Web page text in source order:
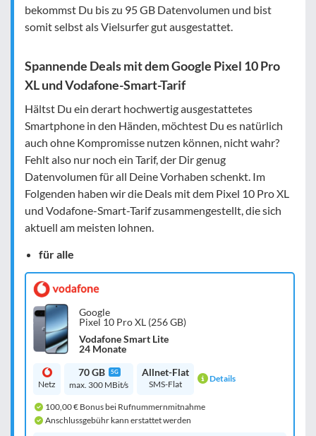
bekommst Du bis zu 95 GB Datenvolumen und bist
somit selbst als Vielsurfer gut ausgestattet.
Spannende Deals mit dem Google Pixel 10 Pro
XL und Vodafone-Smart-Tarif
Hältst Du ein derart hochwertig ausgestattetes
Smartphone in den Händen, möchtest Du es natürlich
auch ohne Kompromisse nutzen können, nicht wahr?
Fehlt also nur noch ein Tarif, der Dir genug
Datenvolumen für all Deine Vorhaben schenkt. Im
Folgenden haben wir die Deals mit dem Pixel 10 Pro XL
und Vodafone-Smart-Tarif zusammengestellt, die sich
aktuell am meisten lohnen.
für alle
Google
Pixel 10 Pro XL (256 GB)
Vodafone Smart Lite
24 Monate
Netz
70 GB 5G
max. 300 MBit/s
Allnet-Flat
SMS-Flat Details
100,00 € Bonus bei Rufnummernmitnahme
Anschlussgebühr kann erstattet werden